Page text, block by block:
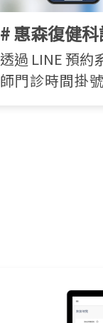
# 惠森復健科
透過 LINE 預約
師門診時間掛